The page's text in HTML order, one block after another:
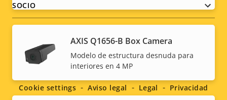
AXIS Q1656-B Box Camera
Modelo de estructura desnuda para
interiores en 4 MP
SOCIO
Social
menu
Cookie settings Aviso legal Legal Privacidad